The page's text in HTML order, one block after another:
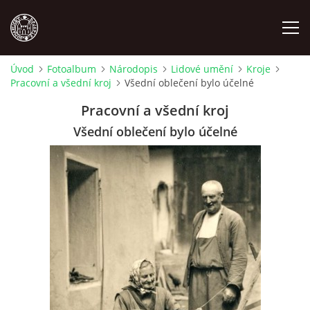
MÍSTOPIS
OSOBNOSTI
Úvod Fotoalbum Národopis Lidové umění
Kroje
Pracovní a všední kroj
Všední oblečení bylo účelné
Pracovní a všední kroj
Všední oblečení bylo účelné